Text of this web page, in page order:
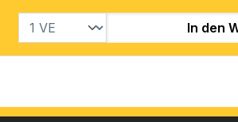
In den